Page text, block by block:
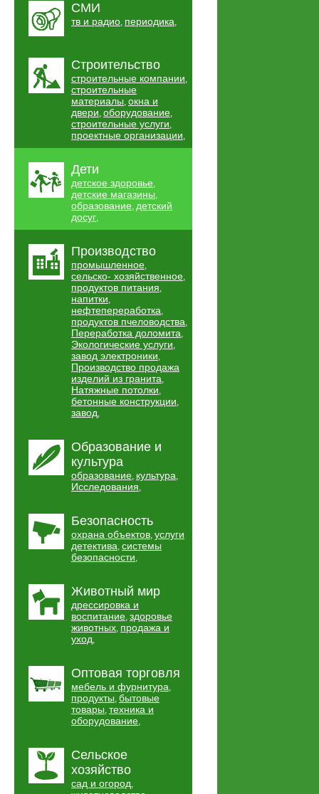
СМИ
тв и радио, периодика,
Строительство
строительные компании,
строительные
материалы, окна и
двери, оборудование,
строительные услуги,
проектные организации,
Дети
детское здоровье,
детские магазины,
образование, детский
досуг,
Производство
промышленное,
сельско- хозяйственное,
продуктов питания,
напитки,
нефтепереработка,
продуктов пчеловодства,
Переработка доломита,
Экологические услуги,
завод электроники,
Производство продажа
изделий из гранита,
Натяжные потолки,
бетонные конструкции,
завод,
Образование и
культура
образование, культура,
Исследования,
Безопасность
охрана объектов, услуги
детектива, системы
безопасности,
Животный мир
дрессировка и
воспитание, здоровье
животных, продажа и
уход,
Оптовая торговля
мебель и фурнитура,
продукты, бытовые
товары, техника и
оборудование,
Сельское
хозяйство
сад и огород,